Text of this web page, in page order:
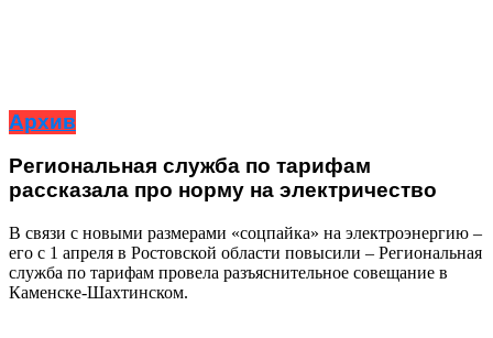
Архив
Региональная служба по тарифам
рассказала про норму на электричество
В связи с новыми размерами «соцпайка» на электроэнергию –
его с 1 апреля в Ростовской области повысили – Региональная
служба по тарифам провела разъяснительное совещание в
Каменске-Шахтинском.